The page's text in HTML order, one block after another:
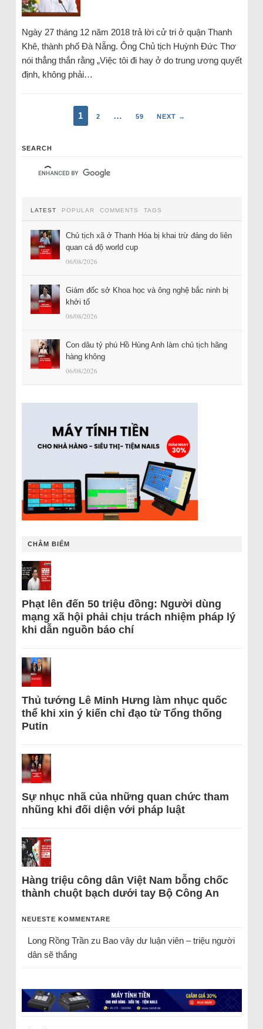
Ngày 27 tháng 12 năm 2018 trả lời cử tri ở quận Thanh
Khê, thành phố Đà Nẵng. Ông Chủ tịch Huỳnh Đức Thơ
nói thẳng thắn rằng „Việc tôi đi hay ở do trung ương quyết
định, không phải…
1 2 … 59 NEXT →
SEARCH
LATEST POPULAR COMMENTS TAGS
Chủ tịch xã ở Thanh Hóa bị khai trừ đảng do liên
quan cá độ world cup
06/08/2026
Giám đốc sở Khoa học và ông nghệ bắc ninh bị
khởi tố
06/08/2026
Con dâu tỷ phú Hồ Hùng Anh làm chủ tịch hãng
hàng không
06/08/2026
CHÂM BIẾM
Phạt lên đến 50 triệu đồng: Người dùng
mạng xã hội phải chịu trách nhiệm pháp lý
khi dẫn nguồn báo chí
Thủ tướng Lê Minh Hưng làm nhục quốc
thể khi xin ý kiến chỉ đạo từ Tổng thống
Putin
Sự nhục nhã của những quan chức tham
nhũng khi đối diện với pháp luật
Hàng triệu công dân Việt Nam bỗng chốc
thành chuột bạch dưới tay Bộ Công An
NEUESTE KOMMENTARE
Long Rồng Trầnzu Bao vây dư luận viên – triệu người
dân sẽ thắng